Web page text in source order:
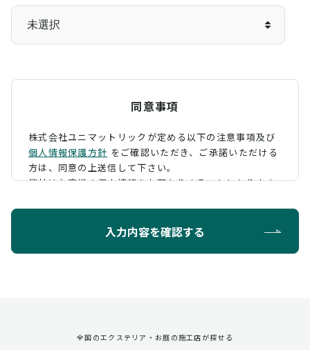
同意事項
株式会社ユニマットリックが定める以下の注意事項及び
個人情報保護方針 をご確認いただき、 ご承諾いただける
方は、同意の上送信して下さい。
弊社はお客様の個人情報をお預かりすることになります
ように定め、保護に努めております。
入力内容を確認する
全国のエクステリア・お庭の施工店が探せる